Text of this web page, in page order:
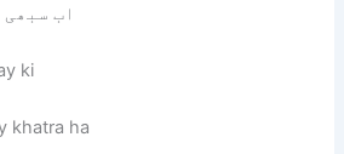
اب
ki
khatra ha